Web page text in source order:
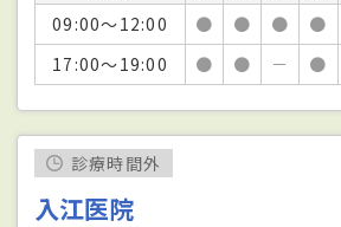
09:00～12:00
● ● ● ●
17:00～19:00
● ● － ●
診療時間外
入江医院